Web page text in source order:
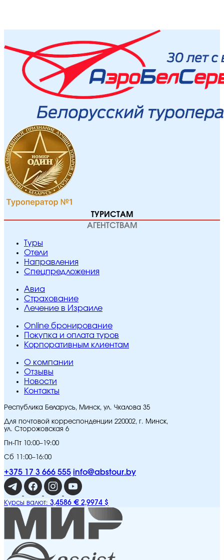
ТУРИСТАМ
АГЕНТСТВАМ
Туры
Отели
Направления
Спецпредложения
Авиа
Страхование
Лечение в Израиле
Online бронирование
Покупка и оплата туров
Корпоративным клиентам
O компании
Отзывы
Новости
Контакты
Республика Беларусь, Минск, ул. Чкалова 35
Для почтовой корреспонденции 220002, г. Минск,
ул. Сторожовская 6
Пн-Пт 10:00–19:00
Сб 11:00–16:00
+375 17 3 666 555 info@abstour.by
Курсы валют: 3,4586 € 2,9974 $